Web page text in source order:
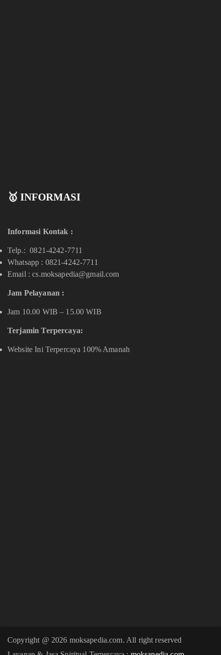
🥇 INFORMASI
Informasi Kontak :
Telp.: 0821-4242-7711
Whatsapp : 0821-4242-7711
Email : cs.moksapedia@gmail.com
Jam Pelayanan :
Jam 10.00 WIB – 15.00 WIB
Terjamin Terpercaya:
Website Ini Terpercaya 100% Amanah
Copyright @ 2026 moksapedia.com. All right reserved